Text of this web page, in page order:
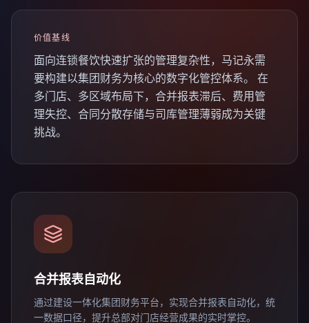
价值基线
面向连锁餐饮快速扩张的管理复杂性，马记永需
要构建以集团财务为核心的数字化管控体系。 在
多门店、多区域布局下，合并报表滞后、费用管
理失控、合同分散存储与司库管理薄弱成为关键
挑战。
合并报表自动化
通过建设一体化集团财务平台，实现合并报表自动化，统
一数据口径，提升总部对门店经营成果的实时掌控。